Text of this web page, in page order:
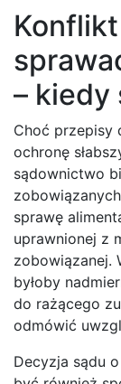
– kiedy
Choć przepisy
ochronę
sądownictwo
sprawę
uprawnionej z
zobowiązanej.
byłoby
do rażącego
odmówić
Decyzja sądu